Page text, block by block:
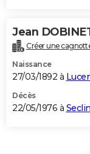
Jean
Créer une
Naissance
27/03/1892 à
Décès
22/05/1976 à Seclin